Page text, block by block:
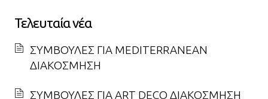
Τελευταία νέα
ΣΥΜΒΟΥΛΕΣ ΓΙΑ MEDITERRANEAN
ΔΙΑΚΟΣΜΗΣΗ
ΣΥΜΒΟΥΛΕΣ ΓΙΑ ART DECO ΔΙΑΚΟΣΜΗΣΗ